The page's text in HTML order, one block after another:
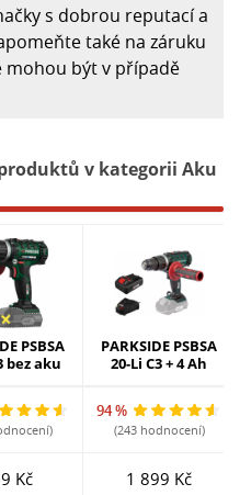
s dobrou reputací a
také na záruku
mohou být v případě
v kategorii Aku
PSBSA
bez aku
PARKSIDE PSBSA
20-Li C3 + 4 Ah
94 %
(243 hodnocení)
Kč 1 899 Kč